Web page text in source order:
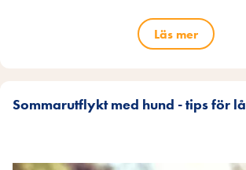
Läs mer
Sommarutflykt med hund - tips för